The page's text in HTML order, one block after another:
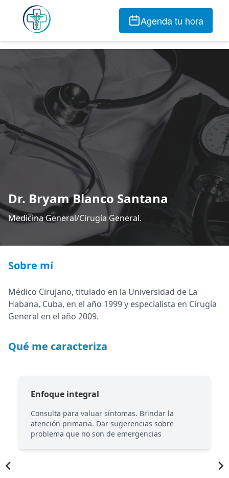
Agenda tu hora
Dr. Bryam Blanco Santana
Medicina General/Cirugía General.
Sobre mí
Médico Cirujano, titulado en la Universidad de La
Habana, Cuba, en el año 1999 y especialista en Cirugía
General en el año 2009.
Qué me caracteriza
Enfoque integral
Consulta para valuar síntomas. Brindar la
atención primaria. Dar sugerencias sobre
problema que no son de emergencias